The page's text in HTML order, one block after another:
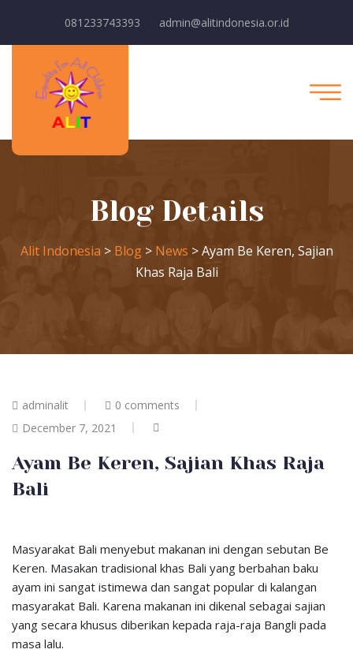
081233743393 admin@alitindonesia.or.id
Blog Details
Alit Indonesia > Blog> News >Ayam Be Keren, Sajian
Khas Raja Bali
adminalit
0 comments
December 7, 2021
Ayam Be Keren, Sajian Khas Raja
Bali
Masyarakat Bali menyebut makanan ini dengan sebutan Be
Keren. Masakan tradisional khas Bali yang berbahan baku
ayam ini sangat istimewa dan sangat popular di kalangan
masyarakat Bali. Karena makanan ini dikenal sebagai sajian
yang secara khusus diberikan kepada raja-raja Bangli pada
masa lalu.